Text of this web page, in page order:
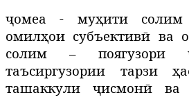
ҷомеа - муҳити солим
омилҳои субъективӣ ва
солим – поягузори
таъсиргузории тарзи
ташаккули ҷисмонӣ ва